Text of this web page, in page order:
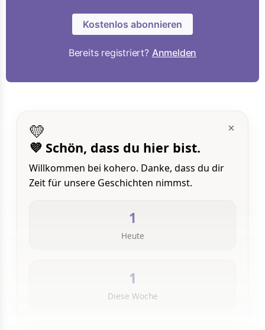
Kostenlos abonnieren
Bereits registriert? Anmelden
×
💛
💜 Schön, dass du hier bist.
Willkommen bei kohero. Danke, dass du dir
Zeit für unsere Geschichten nimmst.
1
Heute
1
Diese Woche